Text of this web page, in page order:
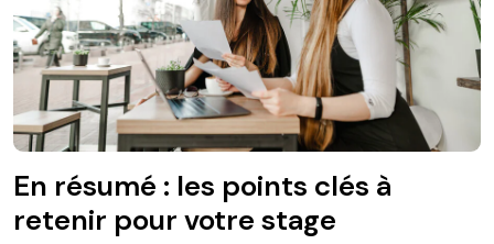
En résumé : les points clés à
retenir pour votre stage